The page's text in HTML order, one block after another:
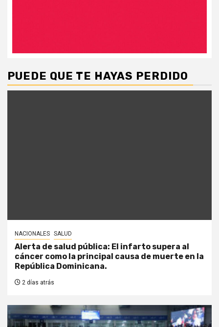
PUEDE QUE TE HAYAS PERDIDO
NACIONALES SALUD
Alerta de salud pública: El infarto supera al
cáncer como la principal causa de muerte en la
República Dominicana.
2 días atrás